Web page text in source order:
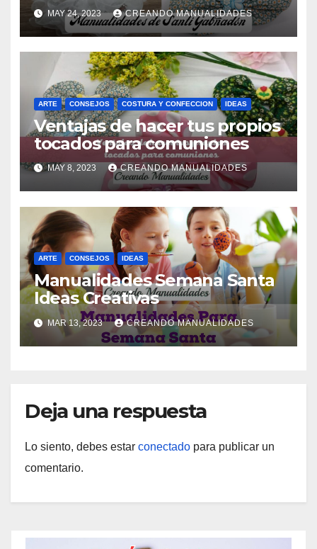
MAY 24, 2023 CREANDO MANUALIDADES
ARTE CONSEJOS COSTURA Y CONFECCION IDEAS
Ventajas de hacer tus propios
tocados para comuniones
MAY 8, 2023 CREANDO MANUALIDADES
ARTE CONSEJOS IDEAS
Manualidades Semana Santa
Ideas Creativas
MAR 13, 2023 CREANDO MANUALIDADES
Deja una respuesta
Lo siento, debes estar conectado para publicar un
comentario.